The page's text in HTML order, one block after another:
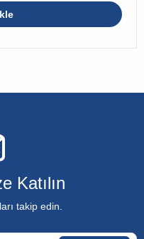
Katılın
takip edin.